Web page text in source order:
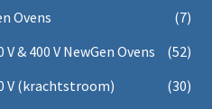
Ovens
(7)
& 400 V NewGen Ovens
(52)
V (krachtstroom)
(30)